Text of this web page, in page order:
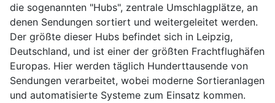
die sogenannten "Hubs", zentrale Umschlagplätze, an
denen Sendungen sortiert und weitergeleitet werden.
Der größte dieser Hubs befindet sich in Leipzig,
Deutschland, und ist einer der größten Frachtflughäfen
Europas. Hier werden täglich Hunderttausende von
Sendungen verarbeitet, wobei moderne Sortieranlagen
und automatisierte Systeme zum Einsatz kommen.